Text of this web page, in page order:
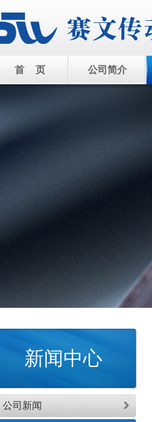
首 页 公司简介
新闻中心
公司新闻